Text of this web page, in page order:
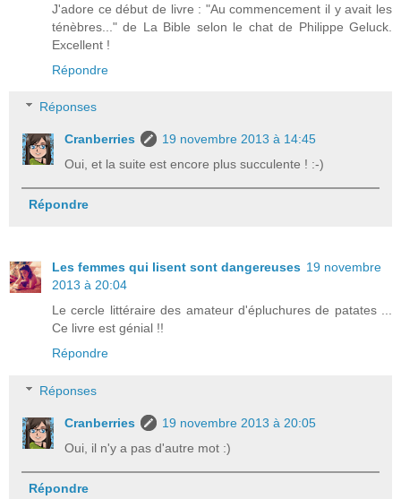
J'adore ce début de livre : "Au commencement il y avait les
ténèbres..." de La Bible selon le chat de Philippe Geluck.
Excellent !
Répondre
Réponses
Cranberries
19 novembre 2013 à 14:45
Oui, et la suite est encore plus succulente ! :-)
Répondre
Les femmes qui lisent sont dangereuses 19 novembre
2013 à 20:04
Le cercle littéraire des amateur d'épluchures de patates ...
Ce livre est génial !!
Répondre
Réponses
Cranberries
19 novembre 2013 à 20:05
Oui, il n'y a pas d'autre mot :)
Répondre